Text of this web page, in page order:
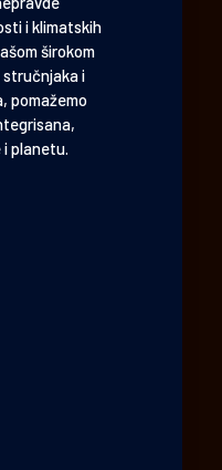
i klimatskih
širokom
stručnjaka i
pomažemo
planetu.